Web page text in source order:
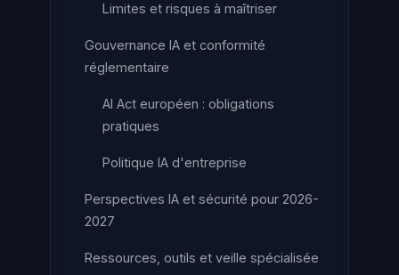
Limites et risques à maîtriser
Gouvernance IA et conformité
réglementaire
AI Act européen : obligations
pratiques
Politique IA d'entreprise
Perspectives IA et sécurité pour 2026-
2027
Ressources, outils et veille spécialisée